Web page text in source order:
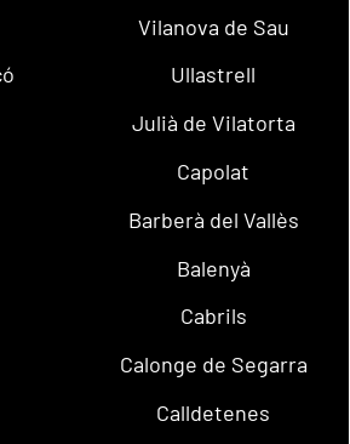
Vilanova de Sau
Ullastrell
Julià de Vilatorta
Capolat
Barberà del Vallès
Balenyà
Cabrils
Calonge de Segarra
Calldetenes